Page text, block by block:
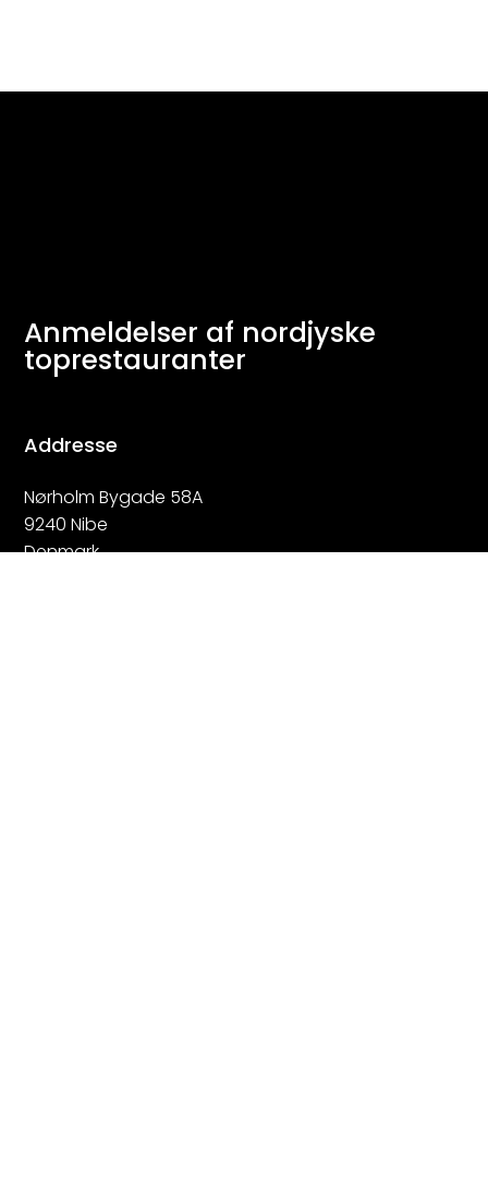
Anmeldelser af nordjyske
toprestauranter
Addresse
Nørholm Bygade 58A
9240 Nibe
Denmark